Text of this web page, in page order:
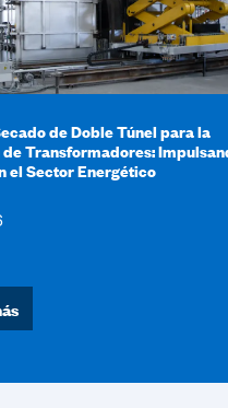
de Doble Túnel para la
Transformadores:
el Sector Energético